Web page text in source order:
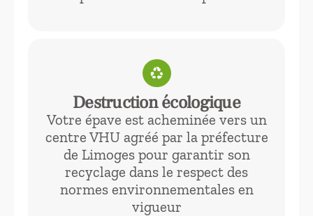
recycling
Destruction écologique
Votre épave est acheminée vers un
centre VHU agréé par la préfecture
de Limoges pour garantir son
recyclage dans le respect des
normes environnementales en
vigueur